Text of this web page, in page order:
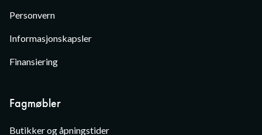
Personvern
Informasjonskapsler
Finansiering
Fagmøbler
Butikker og åpningstider